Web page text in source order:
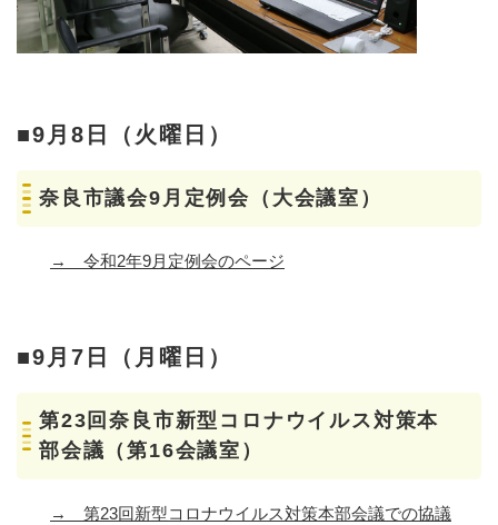
■9月8日（火曜日）
奈良市議会9月定例会（大会議室）
→ 令和2年9月定例会のページ
■9月7日（月曜日）
第23回奈良市新型コロナウイルス対策本
部会議（第16会議室）
→ 第23回新型コロナウイルス対策本部会議での協議